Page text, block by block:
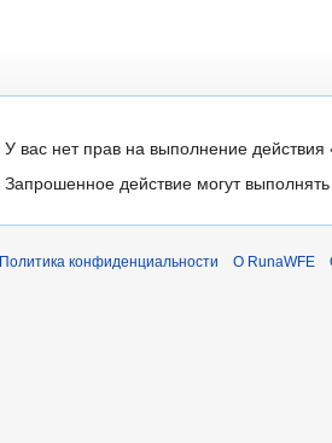
Перейти
к
Перейти
к
У вас нет прав на выполнение
Запрошенное действие могут
Политика конфиденциальности О RunaWFE